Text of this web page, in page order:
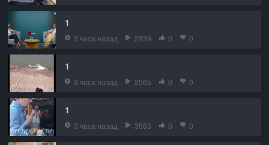
1
3 часа назад 2839 0 0
1
3 часа назад 2565 0 0
1
3 часа назад 3583 0 0